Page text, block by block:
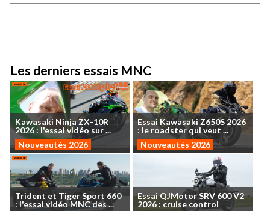
Les derniers essais MNC
Kawasaki NinjaZX-10R
2026: l'essaividéo sur...
Nouveautés 2026
Essai Kawasaki Z650S 2026
: le roadsterquiveut ...
Nouveautés 2026
Trident et TigerSport 660
: l'essaividéoMNCdes...
EssaiQJMotorSRV 600V2
2026 : cruise control